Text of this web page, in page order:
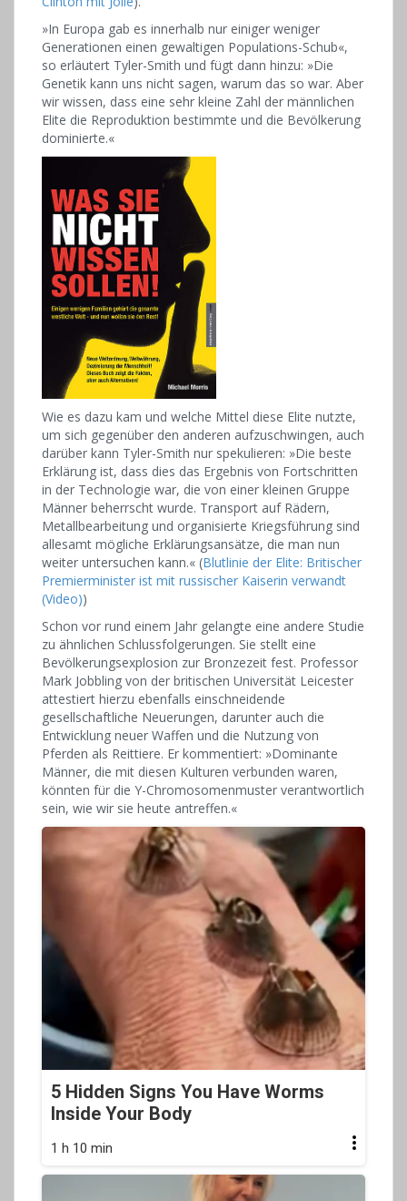
»In Europa gab es innerhalb nur einiger weniger
Generationen einen gewaltigen Populations-Schub«,
so erläutert Tyler-Smith und fügt dann hinzu: »Die
Genetik kann uns nicht sagen, warum das so war. Aber
wir wissen, dass eine sehr kleine Zahl der männlichen
Elite die Reproduktion bestimmte und die Bevölkerung
dominierte.«
Wie es dazu kam und welche Mittel diese Elite nutzte,
um sich gegenüber den anderen aufzuschwingen, auch
darüber kann Tyler-Smith nur spekulieren: »Die beste
Erklärung ist, dass dies das Ergebnis von Fortschritten
in der Technologie war, die von einer kleinen Gruppe
Männer beherrscht wurde. Transport auf Rädern,
Metallbearbeitung und organisierte Kriegsführung sind
allesamt mögliche Erklärungsansätze, die man nun
weiter untersuchen kann.« (Blutlinie der Elite: Britischer
Premierminister ist mit russischer Kaiserin verwandt
(Video))
Schon vor rund einem Jahr gelangte eine andere Studie
zu ähnlichen Schlussfolgerungen. Sie stellt eine
Bevölkerungsexplosion zur Bronzezeit fest. Professor
Mark Jobbling von der britischen Universität Leicester
attestiert hierzu ebenfalls einschneidende
gesellschaftliche Neuerungen, darunter auch die
Entwicklung neuer Waffen und die Nutzung von
Pferden als Reittiere. Er kommentiert: »Dominante
Männer, die mit diesen Kulturen verbunden waren,
könnten für die Y-Chromosomenmuster verantwortlich
sein, wie wir sie heute antreffen.«
5 Hidden Signs You Have Worms
Inside Your Body
1 h 10 min